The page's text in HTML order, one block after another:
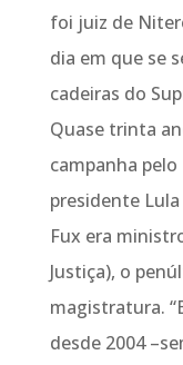
foi juiz de
dia em que se
cadeiras do
Quase trinta
campanha
presidente
Fux era
Justiça), o
magistratura.
desde 2004